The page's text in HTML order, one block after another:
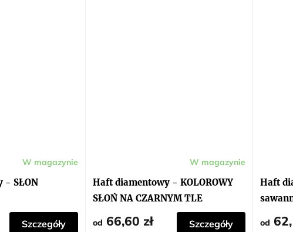
- SŁON
W magazynie
Szczegóły
Haft diamentowy - KOLOROWY
SŁOŃ NA CZARNYM TLE
W magazynie
od 66,60 zł Szczegóły
Haft
od